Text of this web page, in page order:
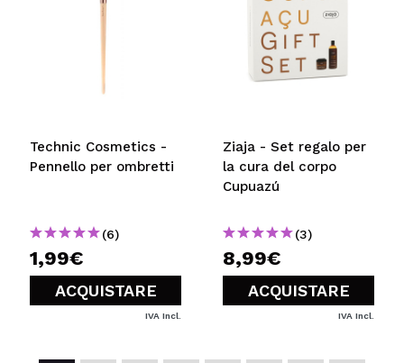
Technic Cosmetics -
Pennello per ombretti
(6)
1,99€
ACQUISTARE
IVA Incl.
Ziaja - Set regalo per
la cura del corpo
Cupuazú
(3)
8,99€
ACQUISTARE
IVA Incl.